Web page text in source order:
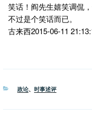
笑话！阎先生嬉笑调侃
不过是个笑话而已。
古来西2015-06-11
分
政论、 时事述评